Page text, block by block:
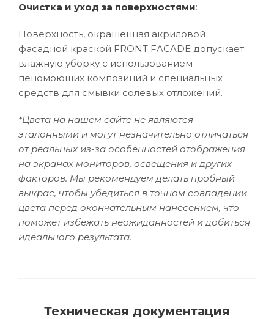
Очистка и уход за поверхностями:
Поверхность, окрашенная акриловой
фасадной краской FRONT FACADE допускает
влажную уборку с использованием
пеномоющих композиций и специальных
средств для смывки солевых отложений.
*Цвета на нашем сайте не являются
эталонными и могут незначительно отличаться
от реальных из-за особенностей отображения
на экранах мониторов, освещения и других
факторов. Мы рекомендуем делать пробный
выкрас, чтобы убедиться в точном совпадении
цвета перед окончательным нанесением, что
поможет избежать неожиданностей и добиться
идеального результата.
Техническая документация